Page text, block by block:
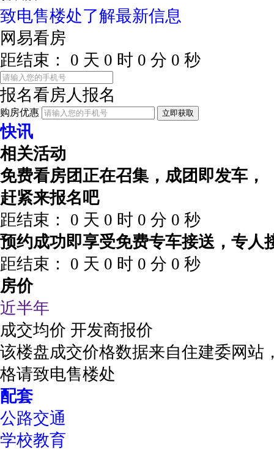
致电售楼处了解最新信息
网易看房
距结束：
0 天 0 时 0 分 0 秒
报名看房人报名
购房优惠 立即获取
快讯
相关活动
免费看房团正在召集，成团即发车，
赶紧来报名吧
距结束：
0 天 0 时 0 分 0 秒
预约成功即享受免费专车接送，专人
距结束：
0 天 0 时 0 分 0 秒
房价
近半年
成交均价 开发商报价
该楼盘成交价格数据来自住建委网站
格请致电售楼处
配套
公路交通
学校教育